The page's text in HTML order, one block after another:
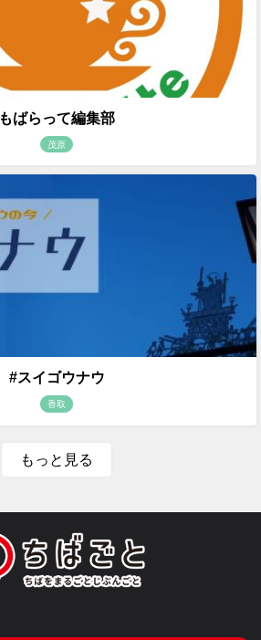
もばらって編集部
茂原
#スイゴウナウ
香取
もっと見る